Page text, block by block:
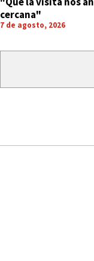
cercana"
7 de agosto, 2026